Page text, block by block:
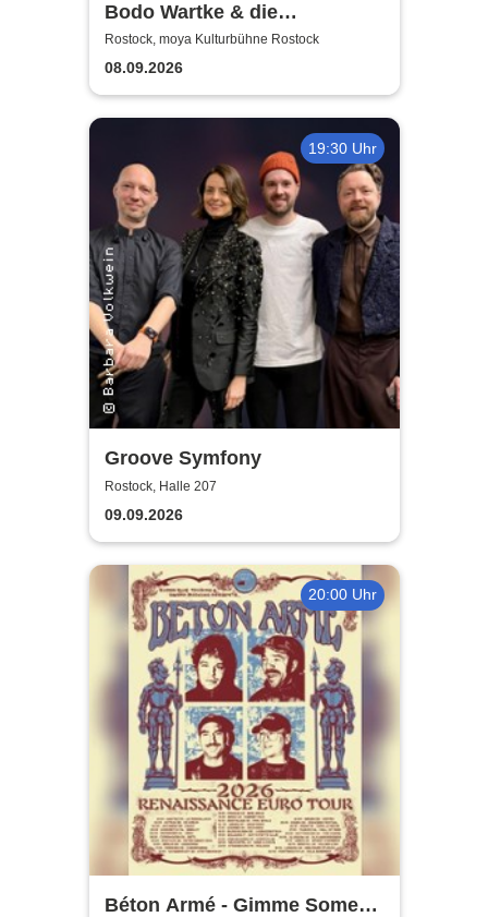
Bodo Wartke & die
SchönenGutenA-Band - In
guter Begleitung
Rostock, moya Kulturbühne Rostock
08.09.2026
19:30 Uhr
Groove Symfony
Rostock, Halle 207
09.09.2026
20:00 Uhr
Béton Armé - Gimme Some